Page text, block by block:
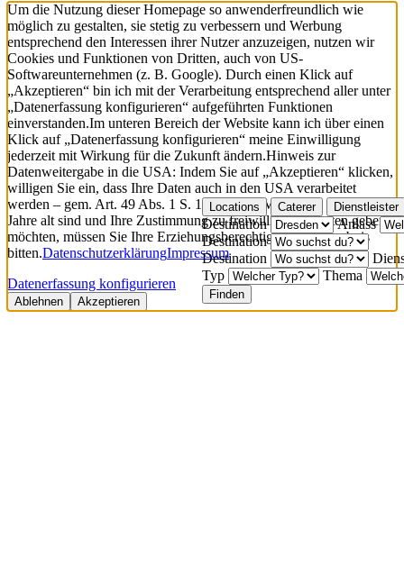
Locations Caterer Dienstleister
Destination
Anlass
Destination
Destination
Typ
Thema
Finden
Um die Nutzung dieser Homepage so anwenderfreundlich wie
möglich zu gestalten, sie stetig zu verbessern und Werbung
entsprechend den Interessen ihrer Nutzer anzuzeigen, nutzen wir
Cookies und Funktionen von Dritten, auch von US-
Softwareunternehmen (z. B. Google). Durch einen Klick auf
„Akzeptieren“ bin ich mit der Verarbeitung entsprechend aller unter
„Datenerfassung konfigurieren“ aufgeführten Funktionen
einverstanden.Im unteren Bereich der Website kann ich über einen
Klick auf „Datenerfassung konfigurieren“ meine Einwilligung
jederzeit mit Wirkung für die Zukunft ändern.Hinweis zur
Datenweitergabe in die USA: Indem Sie auf „Akzeptieren“ klicken,
willigen Sie ein, dass Ihre Daten auch in den USA verarbeitet
werden – gem. Art. 49 Abs. 1 S. 1 lit. a DSGVO.Wenn Sie unter 16
Jahre alt sind und Ihre Zustimmung zu freiwilligen Diensten geben
möchten, müssen Sie Ihre Erziehungsberechtigten um Erlaubnis
bitten.DatenschutzerklärungImpressum
Datenerfassung konfigurieren
Ablehnen Akzeptieren